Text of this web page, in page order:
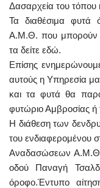
Δασαρχεία του τόπου
Τα διαθέσιμα φυτά
Α.Μ.Θ. που μπορούν
τα δείτε εδώ.
Επίσης
αυτούς η Υπηρεσία
και τα φυτά θα
φυτώριο Αμβροσίας
Η διάθεση των
του ενδιαφερομένου
Αναδασώσεων Α.Μ.Θ.
οδού Παναγή
όροφο.Έντυπο